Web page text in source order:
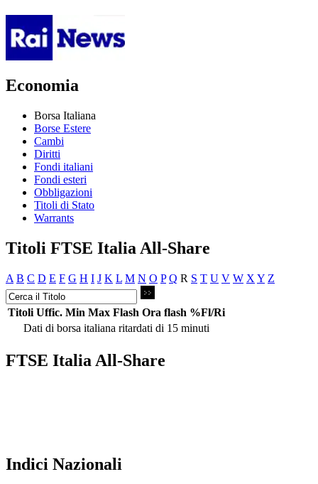
Economia
Borsa Italiana
Borse Estere
Cambi
Diritti
Fondi italiani
Fondi esteri
Obbligazioni
Titoli di Stato
Warrants
Titoli FTSE Italia All-Share
A B C D E F G H I J K L M N O P Q R S T U V W X Y Z
Titoli Uffic. Min Max Flash Ora flash %Fl/Ri
Dati di borsa italiana ritardati di 15 minuti
FTSE Italia All-Share
Indici Nazionali